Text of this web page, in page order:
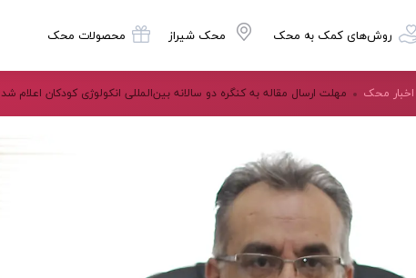
روش‌های کمک به محک محک شیراز محصولات محک
اخبار محک مهلت ارسال مقاله به کنگره دو سالانه بین‌المللی انکولوژی کودکان اعلام شد